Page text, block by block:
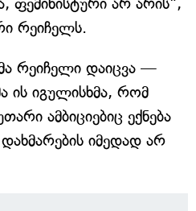
რეიჩელს.
რეიჩელი დაიცვა —
ის იგულისხმა, რომ
ამბიციებიც ექნება
იმედად არ